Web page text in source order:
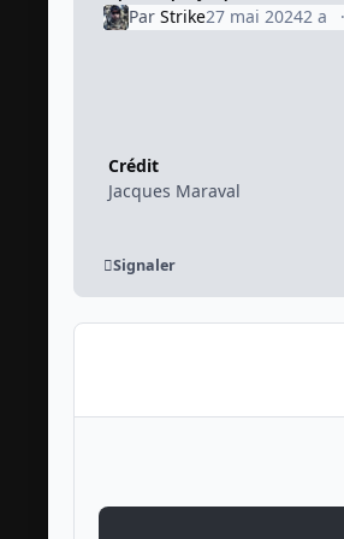
Par Strike27 mai 20242 a
Crédit
Jacques Maraval
Signaler